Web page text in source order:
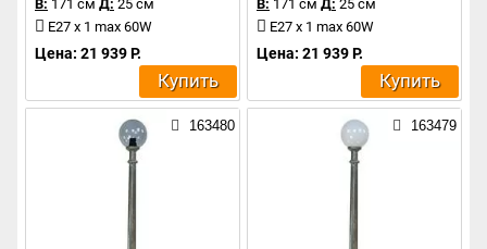
В: 171 см Д: 25 см
E27 x 1 max 60W
Цена: 21 939 Р.
Купить
В: 171 см Д: 25 см
E27 x 1 max 60W
Цена: 21 939 Р.
Купить
163480 163479